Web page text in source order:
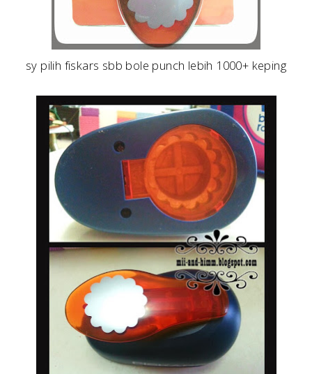
sy pilih fiskars sbb bole punch lebih 1000+ keping